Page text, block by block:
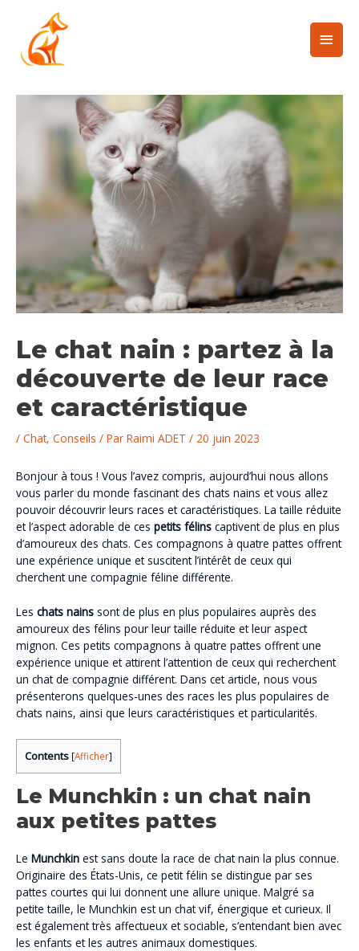
Le chat nain : partez à la
découverte de leur race
et caractéristique
/ Chat, Conseils / Par Raimi ADET / 20 juin 2023
Bonjour à tous ! Vous l’avez compris, aujourd’hui nous allons
vous parler du monde fascinant des chats nains et vous allez
pouvoir découvrir leurs races et caractéristiques. La taille réduite
et l’aspect adorable de ces petits félins captivent de plus en plus
d’amoureux des chats. Ces compagnons à quatre pattes offrent
une expérience unique et suscitent l’intérêt de ceux qui
cherchent une compagnie féline différente.
Les chats nains sont de plus en plus populaires auprès des
amoureux des félins pour leur taille réduite et leur aspect
mignon. Ces petits compagnons à quatre pattes offrent une
expérience unique et attirent l’attention de ceux qui recherchent
un chat de compagnie différent. Dans cet article, nous vous
présenterons quelques-unes des races les plus populaires de
chats nains, ainsi que leurs caractéristiques et particularités.
Contents [Afficher]
Le Munchkin : un chat nain
aux petites pattes
Le Munchkin est sans doute la race de chat nain la plus connue.
Originaire des États-Unis, ce petit félin se distingue par ses
pattes courtes qui lui donnent une allure unique. Malgré sa
petite taille, le Munchkin est un chat vif, énergique et curieux. Il
est également très affectueux et sociable, s’entendant bien avec
les enfants et les autres animaux domestiques.